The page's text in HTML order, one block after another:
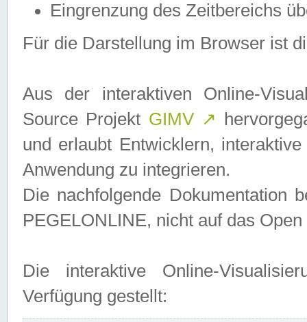
Eingrenzung des Zeitbereichs
Für die Darstellung im Browser ist
Aus der interaktiven Online-
Source Projekt GIMV ↗
und erlaubt Entwicklern,
Anwendung zu integrieren.
Die nachfolgende Dokumentation
PEGELONLINE, nicht auf das
Die interaktive Online-
Verfügung gestellt: